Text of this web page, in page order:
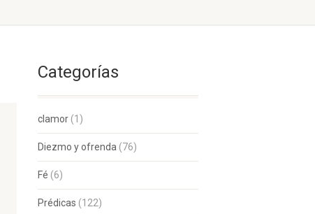
Categorías
clamor (1)
Diezmo y ofrenda (76)
Fé (6)
Prédicas (122)